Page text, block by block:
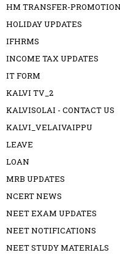
HM TRANSFER-PROMOTION
HOLIDAY UPDATES
IFHRMS
INCOME TAX UPDATES
IT FORM
KALVI TV_2
KALVISOLAI - CONTACT US
KALVI_VELAIVAIPPU
LEAVE
LOAN
MRB UPDATES
NCERT NEWS
NEET EXAM UPDATES
NEET NOTIFICATIONS
NEET STUDY MATERIALS